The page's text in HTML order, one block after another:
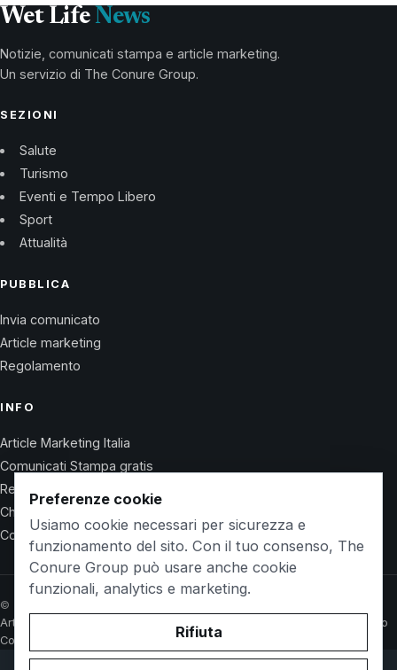
Wet Life News
Notizie, comunicati stampa e article marketing.
Un servizio di The Conure Group.
SEZIONI
Salute
Turismo
Eventi e Tempo Libero
Sport
Attualità
PUBBLICA
Invia comunicato
Article marketing
Regolamento
INFO
Article Marketing Italia
Comunicati Stampa gratis
Regolamento
Chi Siamo
Contatti
© 2026 Wet Life News · The Conure Group
Article Marketing Italia
Comunicati Stampa gratis
Chi Siamo
Contatti
Preferenze cookie
Usiamo cookie necessari per sicurezza e
funzionamento del sito. Con il tuo consenso, The
Conure Group può usare anche cookie
funzionali, analytics e marketing.
Rifiuta